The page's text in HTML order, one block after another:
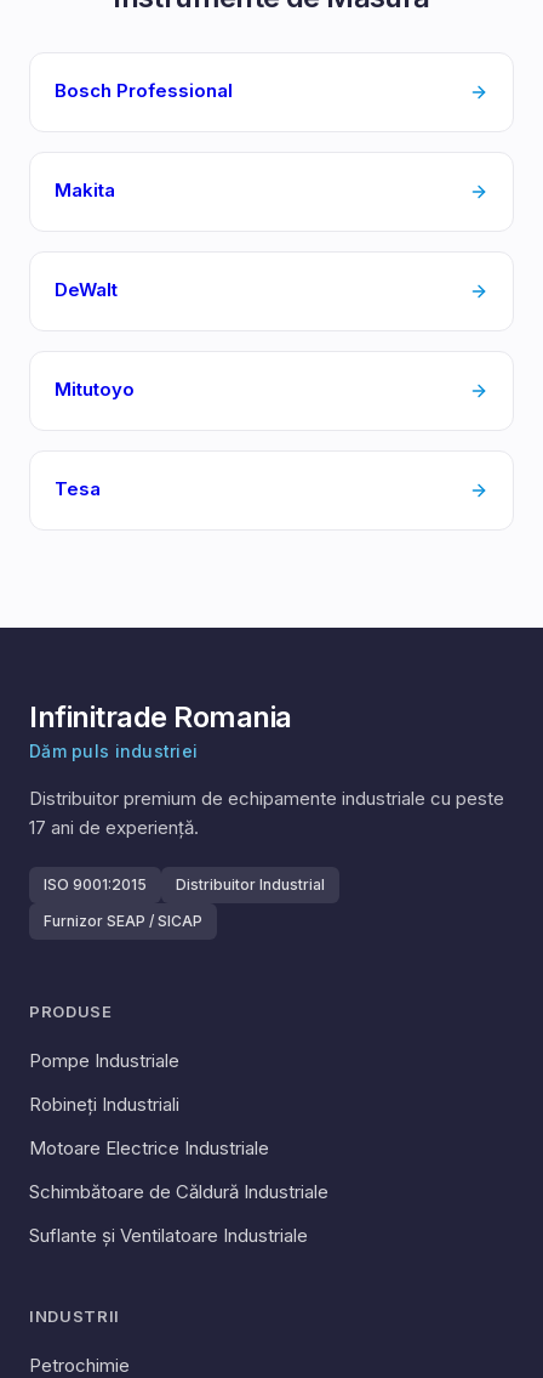
Bosch Professional
Makita
DeWalt
Mitutoyo
Tesa
Infinitrade Romania
Dăm puls industriei
Distribuitor premium de echipamente industriale cu peste
17 ani de experiență.
ISO 9001:2015
Distribuitor Industrial
Furnizor SEAP / SICAP
PRODUSE
Pompe Industriale
Robineți Industriali
Motoare Electrice Industriale
Schimbătoare de Căldură Industriale
Suflante și Ventilatoare Industriale
INDUSTRII
Petrochimie